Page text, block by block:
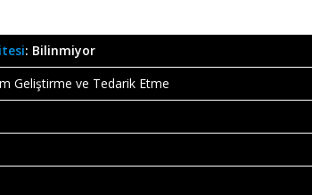
: Bilinmiyor
Geliştirme ve Tedarik Etme